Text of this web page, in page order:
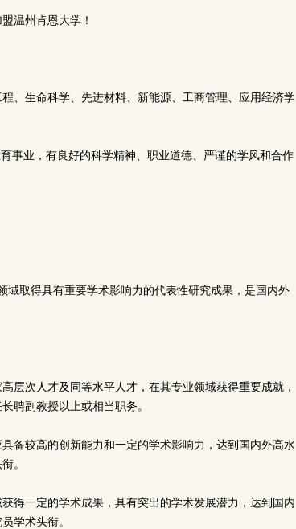
温州肯恩大学！
、生命科学、先进材料、新能源、工商管理、应用经济学
事业，有良好的科学精神、职业道德、严谨的学风和合作
域取得具有重要学术影响力的代表性研究成果，是国内外
层次人才及同等水平人才，在其专业领域获得重要成就，
聘副教授以上或相当职务。
备较高的创新能力和一定的学术影响力，达到国内外高水
。
得一定的学术成果，具有突出的学术发展潜力，达到国内
学术头衔。